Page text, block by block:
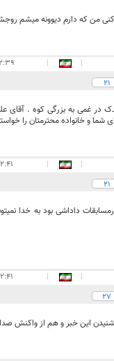
من که دارم دیوونه میشم
|
|
۲۲:۳۹ -
21
در غمی به بزرگی کوه . آقای
شما و خانواده محترمتان را
|
|
۲۲:۴۱ -
21
داداشی بود به خدا
|
|
۲۲:۴۱ -
27
شنیدن این خبر و هم از واکنش